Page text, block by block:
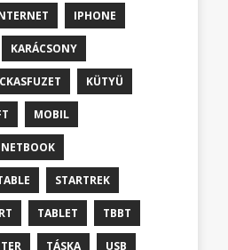
IPHONE
KARÁCSONY
KÜTYÜ
MOBIL
NETBOOK
STARTREK
TABLET TBBT
TÁSKA USB